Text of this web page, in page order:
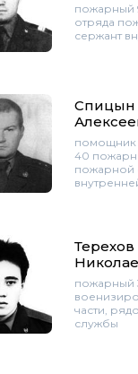
пожарный
отряда
сержант
Спицын
помощник
40
пожарной
пожарный
части,
службы